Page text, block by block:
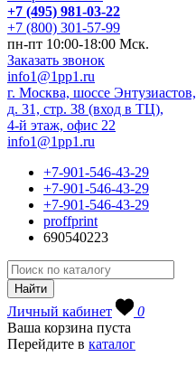
+7 (495) 981-03-22
+7 (800) 301-57-99
пн-пт 10:00-18:00 Мск.
Заказать звонок
info1@1pp1.ru
г. Москва, шоссе Энтузиастов,
д. 31, стр. 38 (вход в ТЦ),
4-й этаж, офис 22
info1@1pp1.ru
+7-901-546-43-29
+7-901-546-43-29
+7-901-546-43-29
proffprint
690540223
Личный кабинет
0
Ваша корзина пуста
Перейдите в каталог